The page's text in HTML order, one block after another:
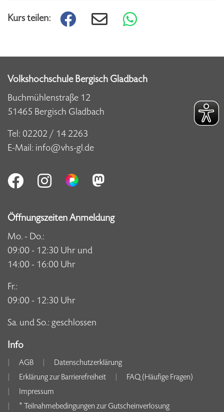
Kurs teilen:
Volkshochschule Bergisch Gladbach
Buchmühlenstraße 12
51465 Bergisch Gladbach
Tel: 02202 / 14 2263
E-Mail: info@vhs-gl.de
Öffnungszeiten Anmeldung
Mo. - Do.:
09:00 - 12:30 Uhr und
14:00 - 16:00 Uhr
Fr.:
09:00 - 12:30 Uhr
Sa. und So.: geschlossen
Info
AGB
Datenschutzerklärung
Erklärung zur Barrierefreiheit
FAQ (Häufige Fragen)
Impressum
* Teilnahmebedingungen zur Gutscheinverlosung